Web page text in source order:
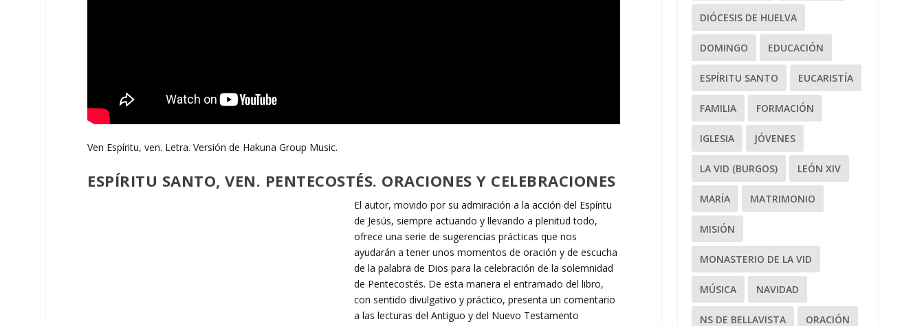
Ven Espíritu, ven. Letra. Versión de Hakuna Group Music.
ESPÍRITU SANTO, VEN. PENTECOSTÉS. ORACIONES Y CELEBRACIONES
El autor, movido por su admiración a la acción del Espíritu
de Jesús, siempre actuando y llevando a plenitud todo,
ofrece una serie de sugerencias prácticas que nos
ayudarán a tener unos momentos de oración y de escucha
de la palabra de Dios para la celebración de la solemnidad
de Pentecostés. De esta manera el entramado del libro,
con sentido divulgativo y práctico, presenta un comentario
a las lecturas del Antiguo y del Nuevo Testamento
DIÓCESIS DE HUELVA
DOMINGO EDUCACIÓN
ESPÍRITU SANTO EUCARISTÍA
FAMILIA FORMACIÓN
IGLESIA JÓVENES
LA VID (BURGOS) LEÓN XIV
MARÍA MATRIMONIO
MISIÓN
MONASTERIO DE LA VID
MÚSICA NAVIDAD
NS DE BELLAVISTA ORACIÓN